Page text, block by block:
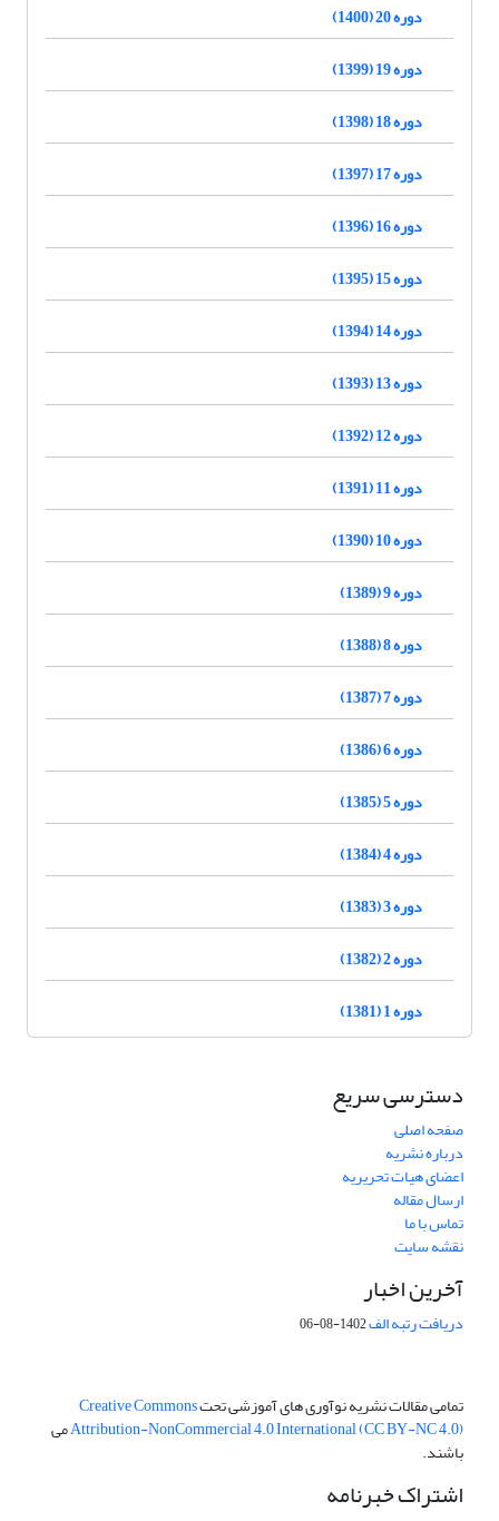
دوره 20 (1400)
دوره 19 (1399)
دوره 18 (1398)
دوره 17 (1397)
دوره 16 (1396)
دوره 15 (1395)
دوره 14 (1394)
دوره 13 (1393)
دوره 12 (1392)
دوره 11 (1391)
دوره 10 (1390)
دوره 9 (1389)
دوره 8 (1388)
دوره 7 (1387)
دوره 6 (1386)
دوره 5 (1385)
دوره 4 (1384)
دوره 3 (1383)
دوره 2 (1382)
دوره 1 (1381)
دسترسی سریع
صفحه اصلی
درباره نشریه
اعضای هیات تحریریه
ارسال مقاله
تماس با ما
نقشه سایت
آخرین اخبار
دریافت رتبه الف1402-08-06
تمامی مقالات نشریه نوآوری های آموزشی تحتCreative Commons
Attribution-NonCommercial 4.0 International (CC BY-NC 4.0)می
باشند.
اشتراک خبرنامه